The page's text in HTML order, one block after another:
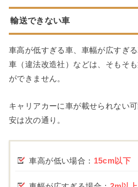
輸送できない車
車高が低すぎる車、車幅が広すぎ
車（違法改造社）などは、そもそ
ができません。
キャリアカーに車が載せられない
安は次の通り。
車高が低い場合： 15cm以下